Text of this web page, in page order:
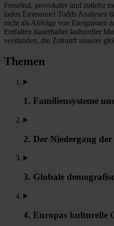
Fesselnd, provokativ und zutiefst
laden Emmanuel Todds Analysen
nicht als Abfolge von Ereignissen
Entfalten dauerhafter kultureller
verstanden, die Zukunft unserer
Themen
1. Familiensysteme
2. Der Niedergang
3. Globale
4. Europas kulturelle